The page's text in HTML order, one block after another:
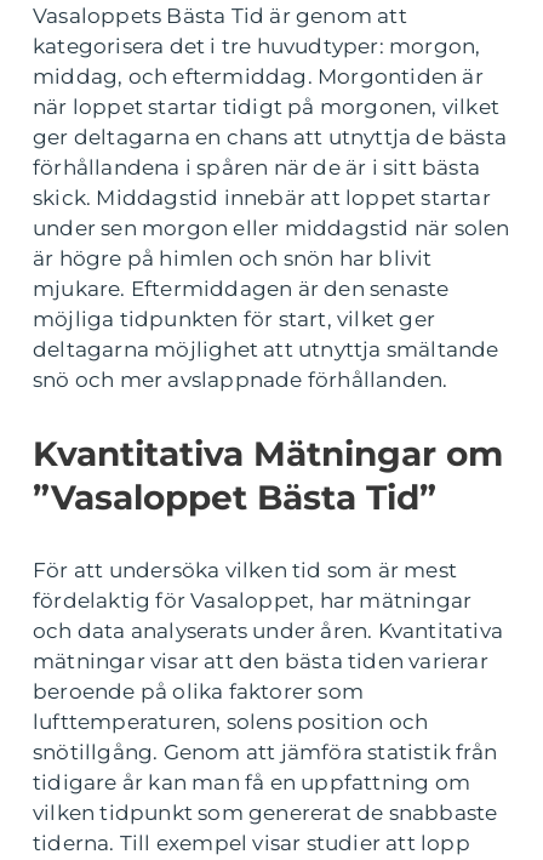
Vasaloppets Bästa Tid är genom att
kategorisera det i tre huvudtyper: morgon,
middag, och eftermiddag. Morgontiden är
när loppet startar tidigt på morgonen, vilket
ger deltagarna en chans att utnyttja de bästa
förhållandena i spåren när de är i sitt bästa
skick. Middagstid innebär att loppet startar
under sen morgon eller middagstid när solen
är högre på himlen och snön har blivit
mjukare. Eftermiddagen är den senaste
möjliga tidpunkten för start, vilket ger
deltagarna möjlighet att utnyttja smältande
snö och mer avslappnade förhållanden.
Kvantitativa Mätningar om
”Vasaloppet Bästa Tid”
För att undersöka vilken tid som är mest
fördelaktig för Vasaloppet, har mätningar
och data analyserats under åren. Kvantitativa
mätningar visar att den bästa tiden varierar
beroende på olika faktorer som
lufttemperaturen, solens position och
snötillgång. Genom att jämföra statistik från
tidigare år kan man få en uppfattning om
vilken tidpunkt som genererat de snabbaste
tiderna. Till exempel visar studier att lopp